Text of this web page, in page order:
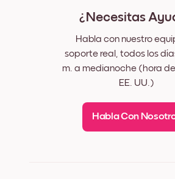
¿Necesitas
Habla con nuestro
soporte real, todos los
m. a medianoche (hora
EE. UU.)
Habla Con